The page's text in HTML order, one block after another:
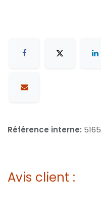
Référence interne: 5165
Avis client :